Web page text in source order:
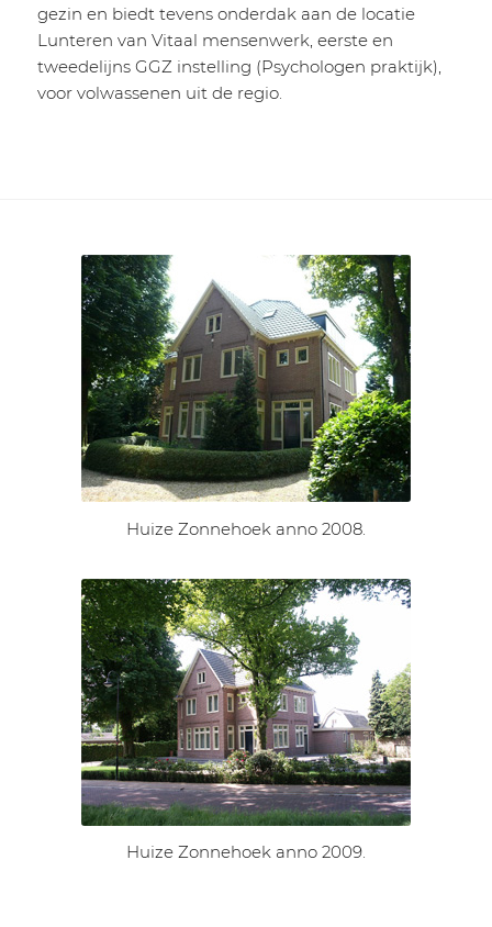
gezin en biedt tevens onderdak aan de locatie
Lunteren van Vitaal mensenwerk, eerste en
tweedelijns GGZ instelling (Psychologen praktijk),
voor volwassenen uit de regio.
Huize Zonnehoek anno 2008.
Huize Zonnehoek anno 2009.